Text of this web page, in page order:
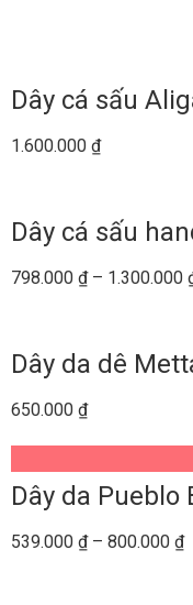
Dây cá sấu
1.600.000 ₫
Dây cá sấu
798.000 ₫ – 1.300.000
Dây da dê
650.000 ₫
Dây da Pueblo
539.000 ₫ – 800.000 ₫